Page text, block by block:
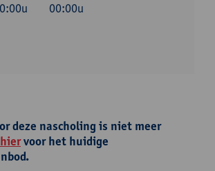
00:00u
deze nascholing is niet meer
hiervoor het huidige